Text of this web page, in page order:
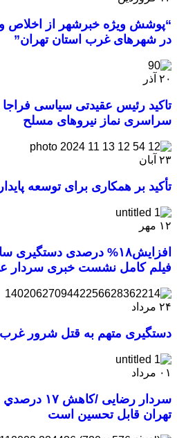
“پوشش ویژه خبرشهر از اخلاص و
در شهرهای غرب استان تهران”
۲۰ آذر
تاکید رئیس عقیدتی سیاسی فراجا
سراسری نماز نیروهای مسلح
۲۳ آبان
تأکید بر همکاری برای توسعه
۱۲ مهر
افزایش۱۸% درصدی
فیلم کامل نشست خبری سردار
۲۴ مرداد
دستگیری متهم به قتل شرور غرب تهران با
۰۱ مرداد
سردار رضایی
تهران قابل تحسين است